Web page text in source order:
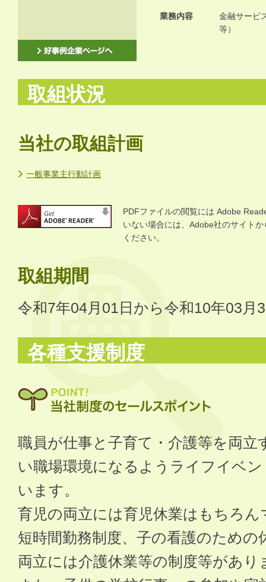
業務内容
金融サービ
等）
取組状況
当社の取組計画
一般事業主行動計画
PDFファイルの閲覧には Adobe
いない場合には、Adobe社のサイト
ください。
取組期間
令和7年04月01日から令和10年03月
各種支援制度
職員が仕事と子育て・介護等を両
い職場環境になるようライフイベ
います。
育児の両立には育児休業はもちろ
短時間勤務制度、子の看護のための
両立には介護休業等の制度等があり